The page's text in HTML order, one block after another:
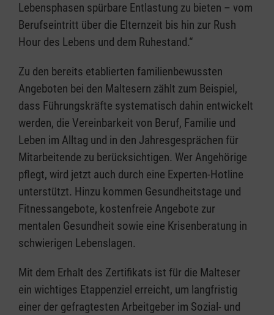
Lebensphasen spürbare Entlastung zu bieten – vom
Berufseintritt über die Elternzeit bis hin zur Rush
Hour des Lebens und dem Ruhestand.“
Zu den bereits etablierten familienbewussten
Angeboten bei den Maltesern zählt zum Beispiel,
dass Führungskräfte systematisch dahin entwickelt
werden, die Vereinbarkeit von Beruf, Familie und
Leben im Alltag und in den Jahresgesprächen für
Mitarbeitende zu berücksichtigen. Wer Angehörige
pflegt, wird jetzt auch durch eine Experten-Hotline
unterstützt. Hinzu kommen Gesundheitstage und
Fitnessangebote, kostenfreie Angebote zur
mentalen Gesundheit sowie eine Krisenberatung in
schwierigen Lebenslagen.
Mit dem Erhalt des Zertifikats ist für die Malteser
ein wichtiges Etappenziel erreicht, um langfristig
einer der gefragtesten Arbeitgeber im Sozial- und